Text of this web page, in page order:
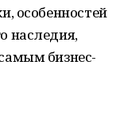
особенностей
наследия,
бизнес-